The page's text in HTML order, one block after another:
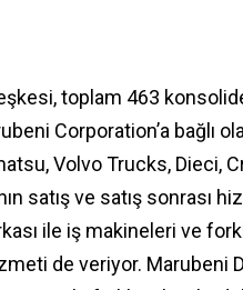
toplam 463
Corporation’a bağlı
Volvo Trucks, Dieci,
satış ve satış sonrası
ile iş makineleri ve
de veriyor. Marubeni